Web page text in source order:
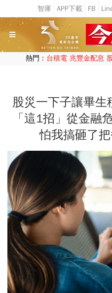
熱門： 台積電 兆豐金配息
股災一下子讓畢
「這1招」從金融
怕我搞砸了